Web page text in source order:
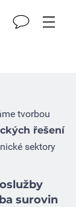
tvorbou
řešení
sektory
surovin